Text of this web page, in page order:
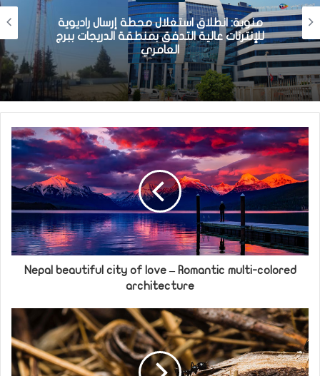
منوبة: انطلاق استغلال محطة إرسال راديوية
للإنترنات عالية التدفق بمنطقة الدريجات ببرج
العامري
Nepal beautiful city of love – Romantic multi-colored
architecture